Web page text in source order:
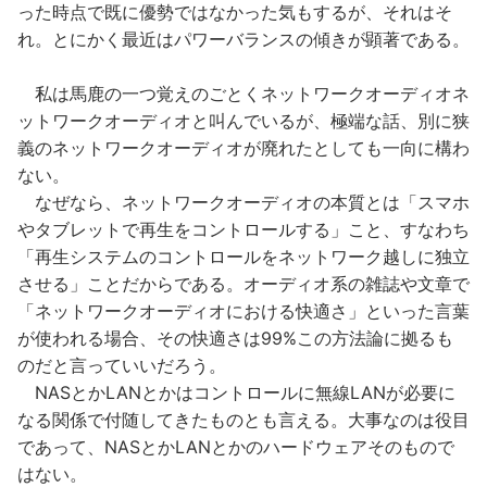
った時点で既に優勢ではなかった気もするが、それはそ
れ。とにかく最近はパワーバランスの傾きが顕著である。
私は馬鹿の一つ覚えのごとくネットワークオーディオネ
ットワークオーディオと叫んでいるが、極端な話、別に狭
義のネットワークオーディオが廃れたとしても一向に構わ
ない。
なぜなら、ネットワークオーディオの本質とは「スマホ
やタブレットで再生をコントロールする」こと、すなわち
「再生システムのコントロールをネットワーク越しに独立
させる」ことだからである。オーディオ系の雑誌や文章で
「ネットワークオーディオにおける快適さ」といった言葉
が使われる場合、その快適さは99%この方法論に拠るも
のだと言っていいだろう。
NASとかLANとかはコントロールに無線LANが必要に
なる関係で付随してきたものとも言える。大事なのは役目
であって、NASとかLANとかのハードウェアそのもので
はない。